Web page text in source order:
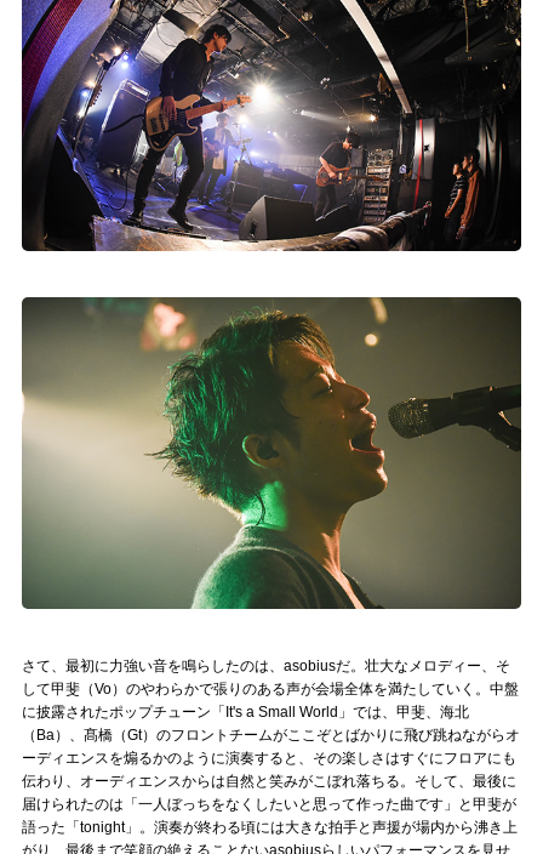
さて、最初に力強い音を鳴らしたのは、asobiusだ。壮大なメロディー、そ
して甲斐（Vo）のやわらかで張りのある声が会場全体を満たしていく。中盤
に披露されたポップチューン「It's a Small World」では、甲斐、海北
（Ba）、髙橋（Gt）のフロントチームがここぞとばかりに飛び跳ねながらオ
ーディエンスを煽るかのように演奏すると、その楽しさはすぐにフロアにも
伝わり、オーディエンスからは自然と笑みがこぼれ落ちる。そして、最後に
届けられたのは「一人ぼっちをなくしたいと思って作った曲です」と甲斐が
語った「tonight」。演奏が終わる頃には大きな拍手と声援が場内から沸き上